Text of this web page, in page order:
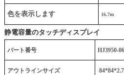
色を表示します 16.7m
静電容量のタッチディスプレイ
パート番号 HJ3950-06
アウトラインサイズ